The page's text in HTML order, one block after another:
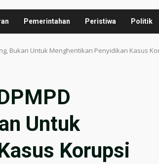
Pemerintahan Peristiwa Politik
Bukan Untuk Menghentikan Penyidikan Kasus
Untuk
Korupsi